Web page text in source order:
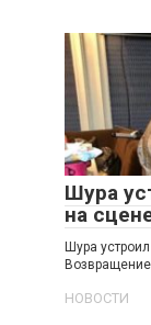
Шура
на
Шура
НОВОСТИ